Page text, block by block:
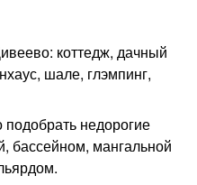
коттедж, дачный
шале, глэмпинг,
недорогие
бассейном, мангальной